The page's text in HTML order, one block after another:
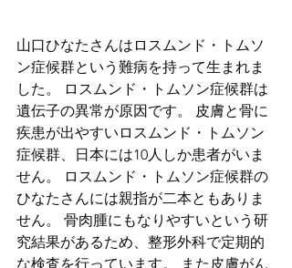
山口ひなたさんはロスムンド・トムソ
ン症候群という難病を持って生まれま
した。 ロスムンド・トムソン症候群は
遺伝子の異常が原因です。 皮膚と骨に
疾患が出やすいロスムンド・トムソン
症候群、日本には10人しか患者がいま
せん。 ロスムンド・トムソン症候群の
ひなたさんには親指が二本ともありま
せん。 骨肉腫にもなりやすいという研
究結果があるため、整形外科で定期的
な検査を行っています。 また皮膚がん